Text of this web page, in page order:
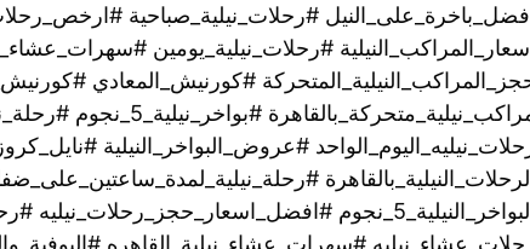
#رحلات_نيلية_صباحية
#رحلات_نيلية_يومين
#كورنيش_المعادي
#بواخر_نيلية_5_نجوم #رحلة_نيلية
#عروض_البواخر_النيلية
#افضل_اسعار_حجز_رحلات_نيليه #رحلة_نيلية
#سهرات_عشاء_نيلية_القاهره